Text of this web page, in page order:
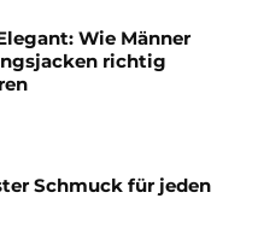
Wie Männer
richtig
Schmuck für jeden